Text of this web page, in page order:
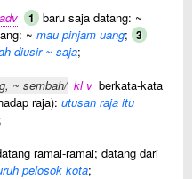
adv 1 baru saja datang: ~
~ mau pinjam uang; 3
diusir ~ saja;
~ sembah/ kl v berkata-kata
raja): utusan raja itu
;
ramai-ramai; datang dari
pelosok kota;